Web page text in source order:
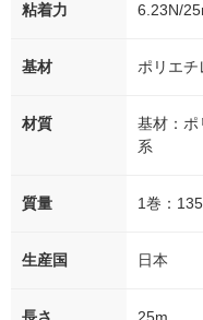
粘着力 6.23N/
基材 ポリエチ
材質
基材：ポ
系
質量 1巻：135
生産国 日本